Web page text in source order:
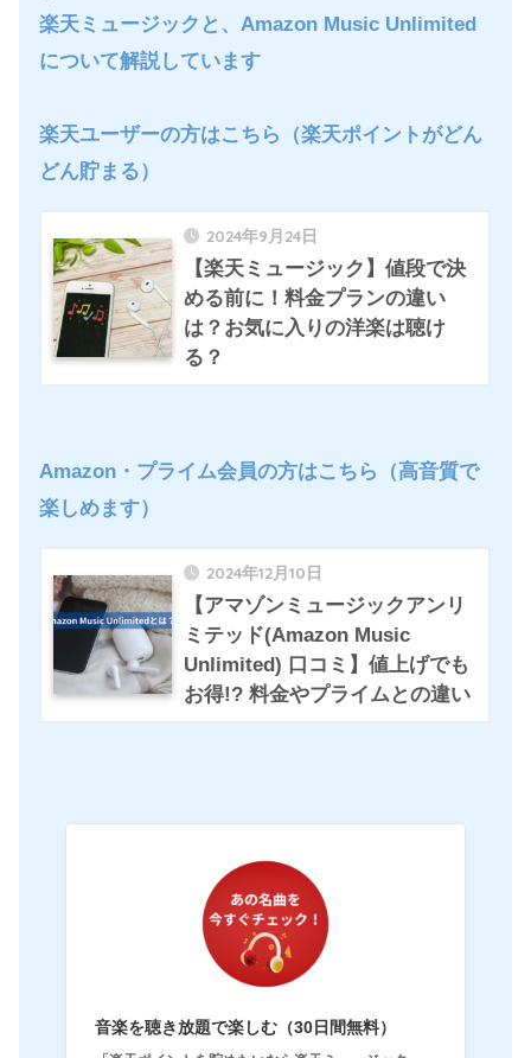
楽天ミュージックと、Amazon Music Unlimited
について解説しています
楽天ユーザーの方はこちら
（楽天ポイントがどん
どん貯まる）
2024年9月24日
【楽天ミュージック】値段で決
める前に！料金プランの違い
は？お気に入りの洋楽は聴け
る？
Amazon・プライム会員の方はこちら
（高音質で
楽しめます）
2024年12月10日
【アマゾンミュージックアンリ
ミテッド(Amazon Music
Unlimited) 口コミ】値上げでも
お得!? 料金やプライムとの違い
音楽を聴き放題で楽しむ（30日間無料）